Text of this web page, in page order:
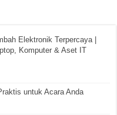
Elektronik Terpercaya |
Komputer & Aset IT
untuk Acara Anda